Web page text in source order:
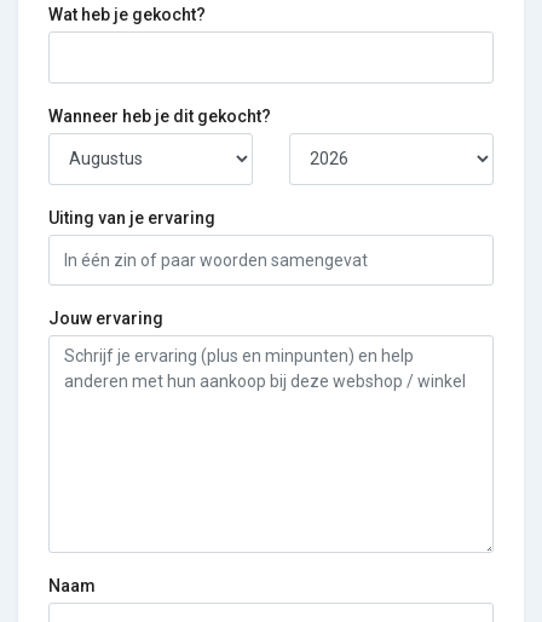
Wat heb je gekocht?
Wanneer heb je dit gekocht?
Uiting van je ervaring
Jouw ervaring
Naam